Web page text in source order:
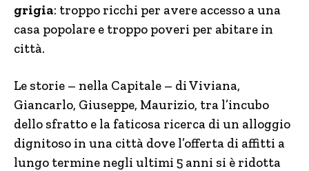
grigia: troppo ricchi per avere accesso a una
casa popolare e troppo poveri per abitare in
città.
Le storie – nella Capitale – di Viviana,
Giancarlo, Giuseppe, Maurizio, tra l’incubo
dello sfratto e la faticosa ricerca di un alloggio
dignitoso in una città dove l’offerta di affitti a
lungo termine negli ultimi 5 anni si è ridotta